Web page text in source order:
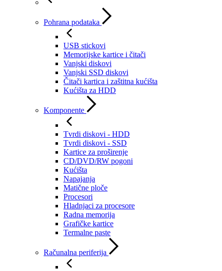
Pohrana podataka
USB stickovi
Memorijske kartice i čitači
Vanjski diskovi
Vanjski SSD diskovi
Čitači kartica i zaštitna kućišta
Kućišta za HDD
Komponente
Tvrdi diskovi - HDD
Tvrdi diskovi - SSD
Kartice za proširenje
CD/DVD/RW pogoni
Kućišta
Napajanja
Matične ploče
Procesori
Hladnjaci za procesore
Radna memorija
Grafičke kartice
Termalne paste
Računalna periferija